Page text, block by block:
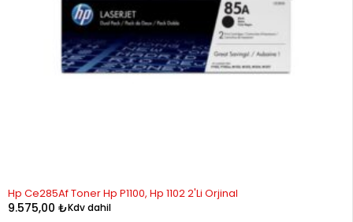
Hp Ce285Af Toner Hp P1100, Hp 1102 2'Li Orjinal
9.575,00 ₺Kdv dahil